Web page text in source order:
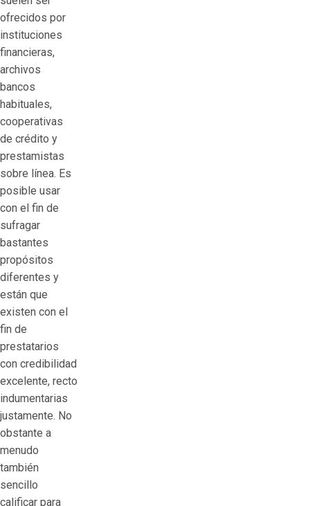
ofrecidos por
instituciones
financieras,
archivos
bancos
habituales,
cooperativas
de crédito y
prestamistas
sobre línea. Es
posible usar
con el fin de
sufragar
bastantes
propósitos
diferentes y
están que
existen con el
fin de
prestatarios
con credibilidad
excelente, recto
indumentarias
justamente. No
obstante a
menudo
también
sencillo
calificar para